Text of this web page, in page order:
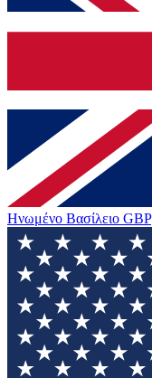
Ηνωμένο Βασίλειο GBP